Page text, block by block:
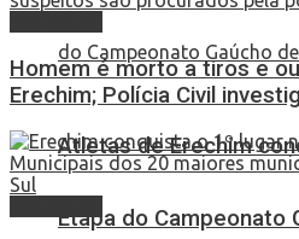
Atletas de Erechim
Etapa do Campeonato
Homem é morto a tiros e
Erechim; Polícia Civil